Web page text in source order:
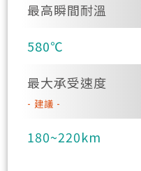
最高瞬間耐溫
580℃
最大承受速度
- 建議 -
180~220km